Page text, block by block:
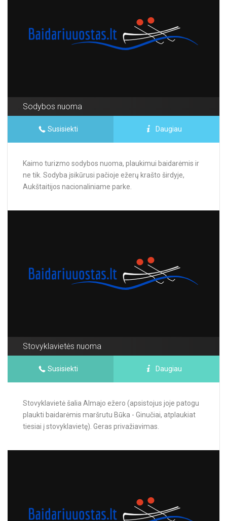
Sodybos nuoma
Susisiekti Daugiau
Kaimo turizmo sodybos nuoma, plaukimui baidarėmis ir
ne tik. Sodyba įsikūrusi pačioje ežerų krašto širdyje,
Aukštaitijos nacionaliniame parke.
Stovyklavietės nuoma
Susisiekti Daugiau
Stovyklavietė šalia Almajo ežero (apsistojus joje patogu
plaukti baidarėmis maršrutu Būka - Ginučiai, atplaukiat
tiesiai į stovyklavietę). Geras privažiavimas.